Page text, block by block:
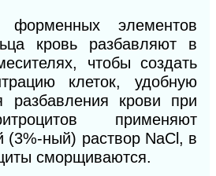
элементов
кровь разбавляют в
чтобы создать
клеток, удобную
крови при
применяют
(3%-ный) раствор NaCl, в
сморщиваются.